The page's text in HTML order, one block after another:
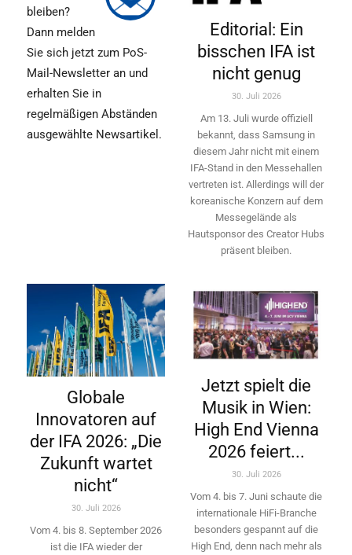
bleiben?
Dann melden
Sie sich jetzt zum PoS-
Mail-Newsletter an und
erhalten Sie in
regelmäßigen Abständen
ausgewählte Newsartikel.
Editorial: Ein
bisschen IFA ist
nicht genug
30. Juli 2026
Am 13. Juli wurde offiziell
bekannt, dass Samsung in
diesem Jahr nicht mit einem
IFA-Stand in den Messehallen
vertreten ist. Allerdings will ­der
koreanische Konzern auf dem
Messegelände als
Hautsponsor des Creator Hubs
präsent bleiben.
Globale
Innovatoren auf
der IFA 2026: „Die
Zukunft wartet
nicht“
30. Juli 2026
Vom 4. bis 8. September 2026
ist die IFA wieder der
Jetzt spielt die
Musik in Wien:
High End Vienna
2026 feiert...
30. Juli 2026
Vom 4. bis 7. Juni schaute die
internationale HiFi-Branche
besonders gespannt auf die
High End, denn nach mehr als